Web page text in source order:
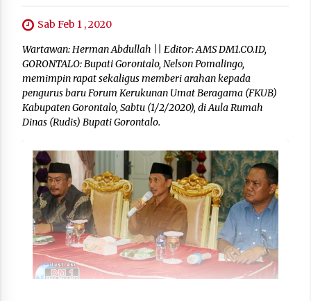
Sab Feb 1 , 2020
Wartawan: Herman Abdullah || Editor: AMS DM1.CO.ID,
GORONTALO: Bupati Gorontalo, Nelson Pomalingo,
memimpin rapat sekaligus memberi arahan kepada
pengurus baru Forum Kerukunan Umat Beragama (FKUB)
Kabupaten Gorontalo, Sabtu (1/2/2020), di Aula Rumah
Dinas (Rudis) Bupati Gorontalo.